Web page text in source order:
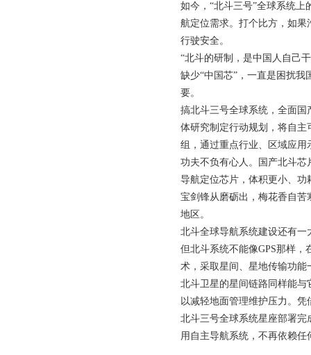
如今，“北斗三号”全球系统
航定位需求。打个比方，如
行驶安全。
“北斗的研制，是中国人自己
缺少“中国芯”，一直是困扰
要。
搞北斗三号全球系统，全面国
体研究制定行动规划，将自
组，通过重点行业、区域应
功夫不负有心人。国产北斗芯
导航定位芯片，体积更小、
宝剑锋从磨砺出，梅花香自苦
地区。
北斗全球导航系统建设还有
但北斗系统不能像GPS那样
术，采取星间、星地传输功能
北斗卫星的星间链路同样能与
以减轻地面管理维护压力。
北斗三号全球系统星座部署完
用自主导航系统，不再依赖任